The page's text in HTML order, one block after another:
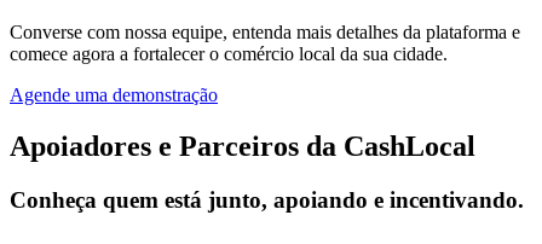
Converse com nossa equipe, entenda mais detalhes da plataforma e
comece agora a fortalecer o comércio local da sua cidade.
Agende uma demonstração
Apoiadores e Parceiros da CashLocal
Conheça quem está junto, apoiando e incentivando.